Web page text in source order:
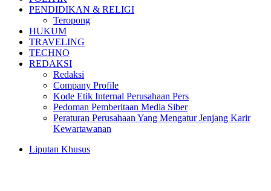
PENDIDIKAN & RELIGI
Teropong
HUKUM
TRAVELING
TECHNO
REDAKSI
Redaksi
Company Profile
Kode Etik Internal Perusahaan Pers
Pedoman Pemberitaan Media Siber
Peraturan Perusahaan Yang Mengatur Jenjang Karir
Kewartawanan
Liputan Khusus